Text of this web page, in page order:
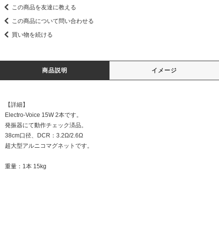
この商品を友達に教える
この商品について問い合わせる
買い物を続ける
商品説明 イメージ
【詳細】
Electro-Voice 15W 2本です。
発振器にて動作チェック済品。
38cm口径、DCR：3.2Ω/2.6Ω
超大型アルニコマグネットです。
重量：1本 15kg